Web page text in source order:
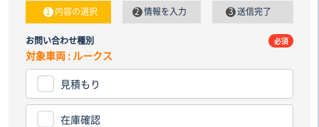
内容の選択 情報を入力 送信完了
お問い合わせ種別 必須
対象車両 : ルークス
見積もり
在庫確認